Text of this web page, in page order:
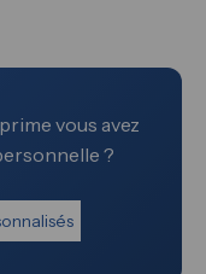
vous avez
?